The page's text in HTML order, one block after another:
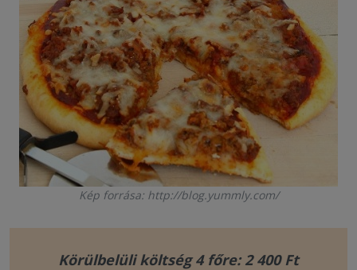
Kép forrása: http://blog.yummly.com/
Körülbelüli költség 4 főre: 2 400 Ft